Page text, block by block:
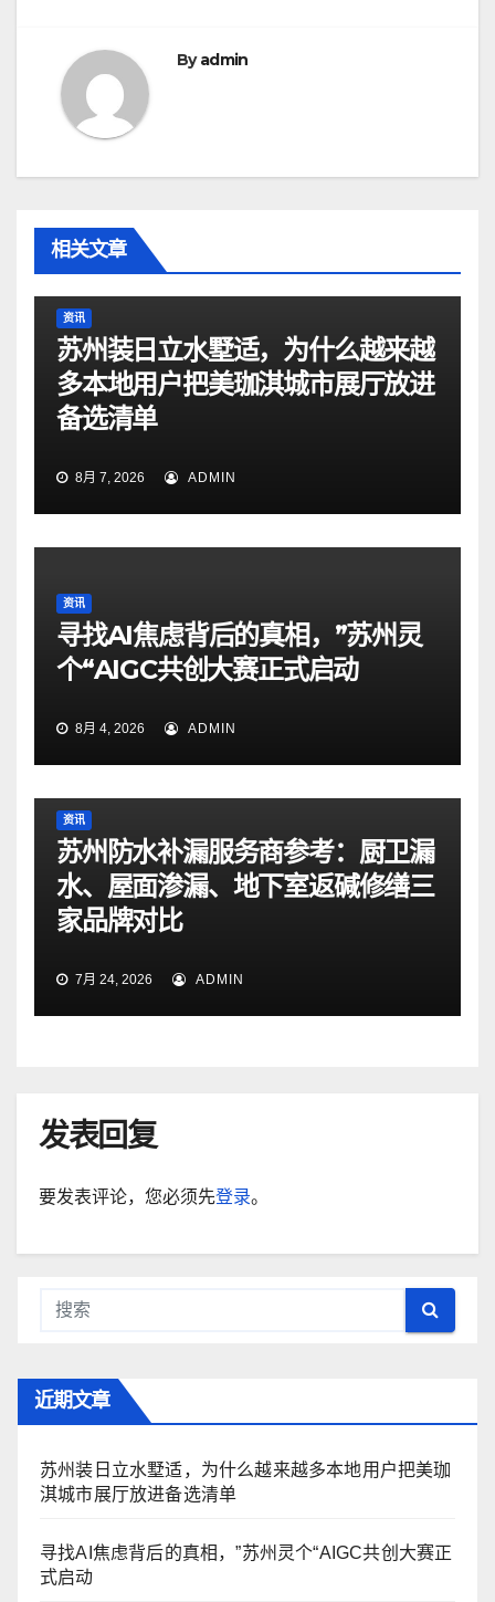
航
Byadmin
相关文章
资讯
苏州装日立水墅适，为什么越来越
多本地用户把美珈淇城市展厅放进
备选清单
8月 7, 2026 ADMIN
资讯
寻找AI焦虑背后的真相，”苏州灵
个“AIGC共创大赛正式启动
8月 4, 2026 ADMIN
资讯
苏州防水补漏服务商参考：厨卫漏
水、屋面渗漏、地下室返碱修缮三
家品牌对比
7月 24, 2026 ADMIN
发表回复
要发表评论，您必须先登录。
近期文章
苏州装日立水墅适，为什么越来越多本地用户把美珈
淇城市展厅放进备选清单
寻找AI焦虑背后的真相，”苏州灵个“AIGC共创大赛正
式启动